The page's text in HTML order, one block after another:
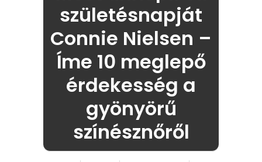
születésnapját
Connie Nielsen –
Íme 10 meglepő
érdekesség a
gyönyörű
színésznőről